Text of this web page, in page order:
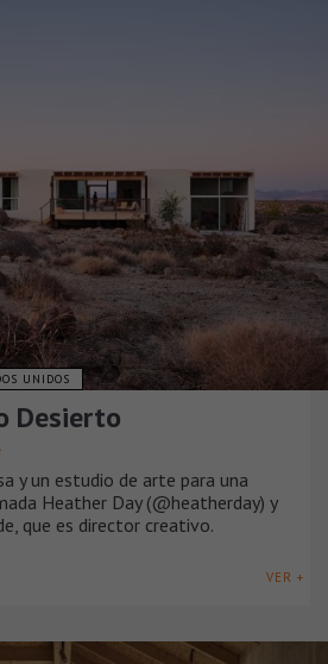
UNIDOS
Desierto
y un estudio de arte para una
Heather Day (@heatherday) y
que es director creativo.
VER +